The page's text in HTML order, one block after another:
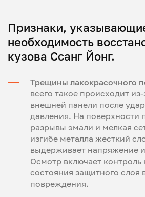
Признаки,
необходимость
кузова Ссанг Йонг.
Трещины лакокрасочного
всего такое происходит
внешней панели после
давления. На поверхности
разрывы эмали и мелкая
изгибе металла жесткий
выдерживает напряжение
Осмотр включает
состояния защитного слоя
повреждения.